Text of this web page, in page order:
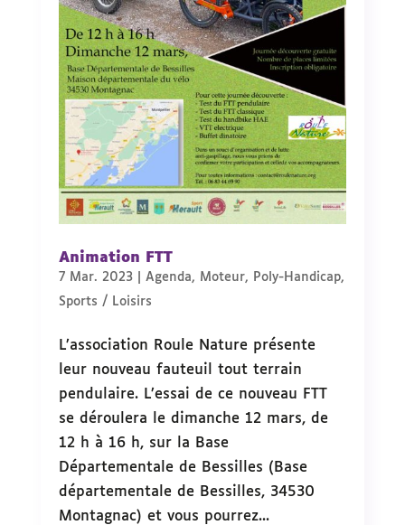
Animation FTT
7 Mar. 2023| Agenda, Moteur, Poly-Handicap,
Sports / Loisirs
L’association Roule Nature présente
leur nouveau fauteuil tout terrain
pendulaire. L’essai de ce nouveau FTT
se déroulera le dimanche 12 mars, de
12 h à 16 h, sur la Base
Départementale de Bessilles (Base
départementale de Bessilles, 34530
Montagnac) et vous pourrez...